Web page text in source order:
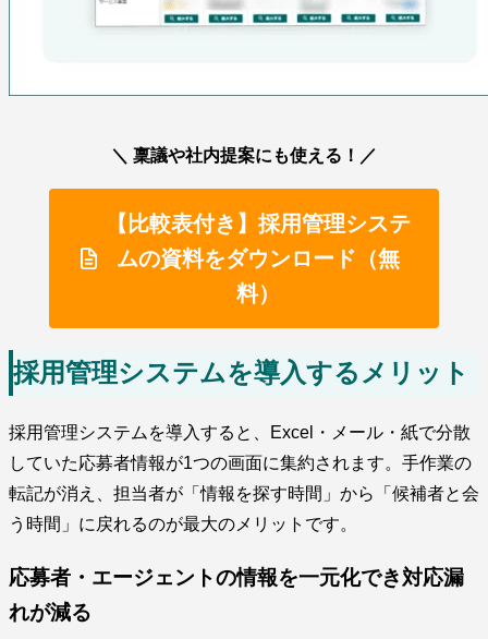
＼ 稟議や社内提案にも使える！／
【比較表付き】採用管理システ
ムの資料をダウンロード（無
料）
採用管理システムを導入するメリット
採用管理システムを導入すると、Excel・メール・紙で分散
していた応募者情報が1つの画面に集約されます。手作業の
転記が消え、担当者が「情報を探す時間」から「候補者と会
う時間」に戻れるのが最大のメリットです。
応募者・エージェントの情報を一元化でき対応漏
れが減る